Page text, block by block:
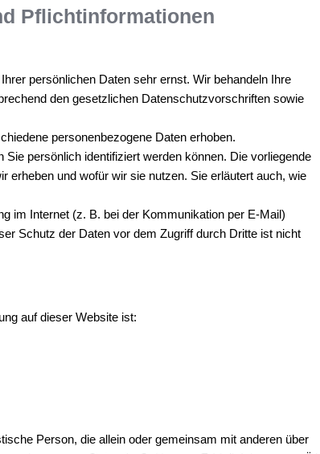
Pflichtinformationen
persönlichen Daten sehr ernst. Wir behandeln Ihre
den gesetzlichen Datenschutzvorschriften sowie
personenbezogene Daten erhoben.
persönlich identifiziert werden können. Die vorliegende
erheben und wofür wir sie nutzen. Sie erläutert auch, wie
im Internet (z. B. bei der Kommunikation per E-Mail)
Schutz der Daten vor dem Zugriff durch Dritte ist nicht
auf dieser Website ist:
Person, die allein oder gemeinsam mit anderen über